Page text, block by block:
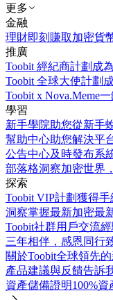
更多
金融
理財即刻賺取加密貨
推廣
Toobit 經紀商計劃 成
Toobit 全球大使計劃
Toobit x Nova.Meme一
學習
新手學院助您從新手
幫助中心助您解決平
公告中心及時發布系
部落格洞察加密世界
探索
Toobit VIP計劃獲得手
洞察掌握最新加密最
Toobit社群用戶交流
三年相伴，感恩同行
關於Toobit全球領先
產品建議與反饋告訴
資產儲備證明100%